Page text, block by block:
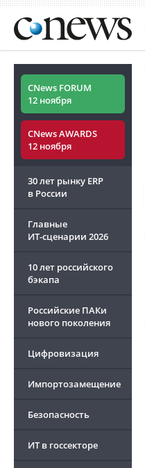
CNews FORUM
12 ноября
CNews AWARDS
12 ноября
30 лет рынку ERP
в России
Главные
ИТ-сценарии 2026
10 лет российского
бэкапа
Российские ПАКи
нового поколения
Цифровизация
Импортозамещение
Безопасность
ИТ в госсекторе